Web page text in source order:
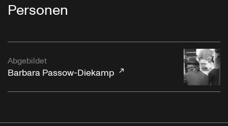
Personen
Abgebildet
Barbara Passow-Diekamp